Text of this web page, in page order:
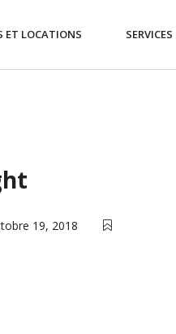
ET LOCATIONS SERVICES
19, 2018